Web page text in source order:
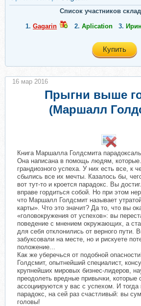
Список участников
1. Gagarin 2. Aplication 3.
Купить
Прыгни выше
(Маршалл
Книга Маршалла Голдсмита
Она написана в помощь людям,
грандиозного успеха. У них есть все, к
сбылись все их мечты. Казалось бы,
вот тут-то и кроется парадокс. Вы
вправе гордиться собой. Но при этом
что Маршалл Голдсмит называет
карты». Что это значит? Да то, что вы
«головокружения от успехов»: вы
поведение с мнением окружающих, а
для себя отклонились от верного пути.
забуксовали на месте, но и рискуете
положение...
Как же уберечься от подобной
Голдсмит, опытнейший специалист,
крупнейших мировых бизнес-лидеров,
преодолеть вредные привычки, которые
ассоциируются у вас с успехом. И
парадокс, на сей раз счастливый: вы
головы!
16 мар 2016